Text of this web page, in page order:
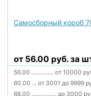
Самосборный короб
от 56.00 руб. за
56.00 ............... от 10000
60.00 ... от 3001 до 9999
68.00 ................. до 3000